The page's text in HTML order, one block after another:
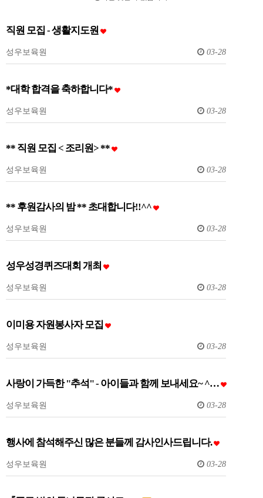
직원 모집 - 생활지도원
성우보육원 03-28
*대학 합격을 축하합니다*
성우보육원 03-28
** 직원 모집 < 조리원> **
성우보육원 03-28
** 후원감사의 밤 ** 초대합니다!!^^
성우보육원 03-28
성우성경퀴즈대회 개최
성우보육원 03-28
이미용 자원봉사자 모집
성우보육원 03-28
사랑이 가득한 "추석" - 아이들과 함께 보내세요~ ^…
성우보육원 03-28
행사에 참석해주신 많은 분들께 감사인사드립니다.
성우보육원 03-28